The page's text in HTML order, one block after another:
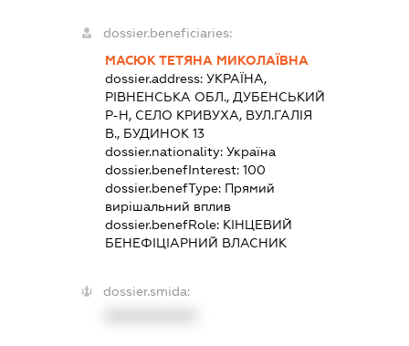
dossier.beneficiaries:
МАСЮК ТЕТЯНА МИКОЛАЇВНА
dossier.address: УКРАЇНА,
РІВНЕНСЬКА ОБЛ., ДУБЕНСЬКИЙ
Р-Н, СЕЛО КРИВУХА, ВУЛ.ГАЛІЯ
В., БУДИНОК 13
dossier.nationality: Україна
dossier.benefInterest: 100
dossier.benefType: Прямий
вирішальний вплив
dossier.benefRole: КІНЦЕВИЙ
БЕНЕФІЦІАРНИЙ ВЛАСНИК
dossier.smida: